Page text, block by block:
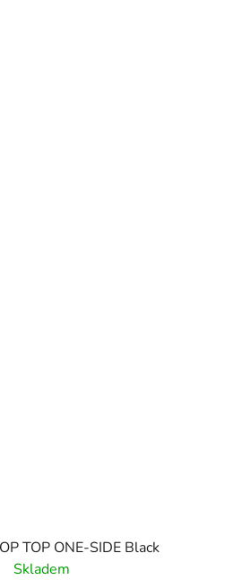
TOP ONE-SIDE Black
Skladem